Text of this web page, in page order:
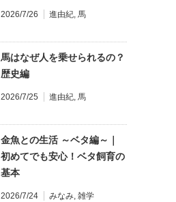
2026/7/26 進由紀, 馬
馬はなぜ人を乗せられるの？
歴史編
2026/7/25 進由紀, 馬
金魚との生活 ～ベタ編～｜
初めてでも安心！ベタ飼育の
基本
2026/7/24 みなみ, 雑学